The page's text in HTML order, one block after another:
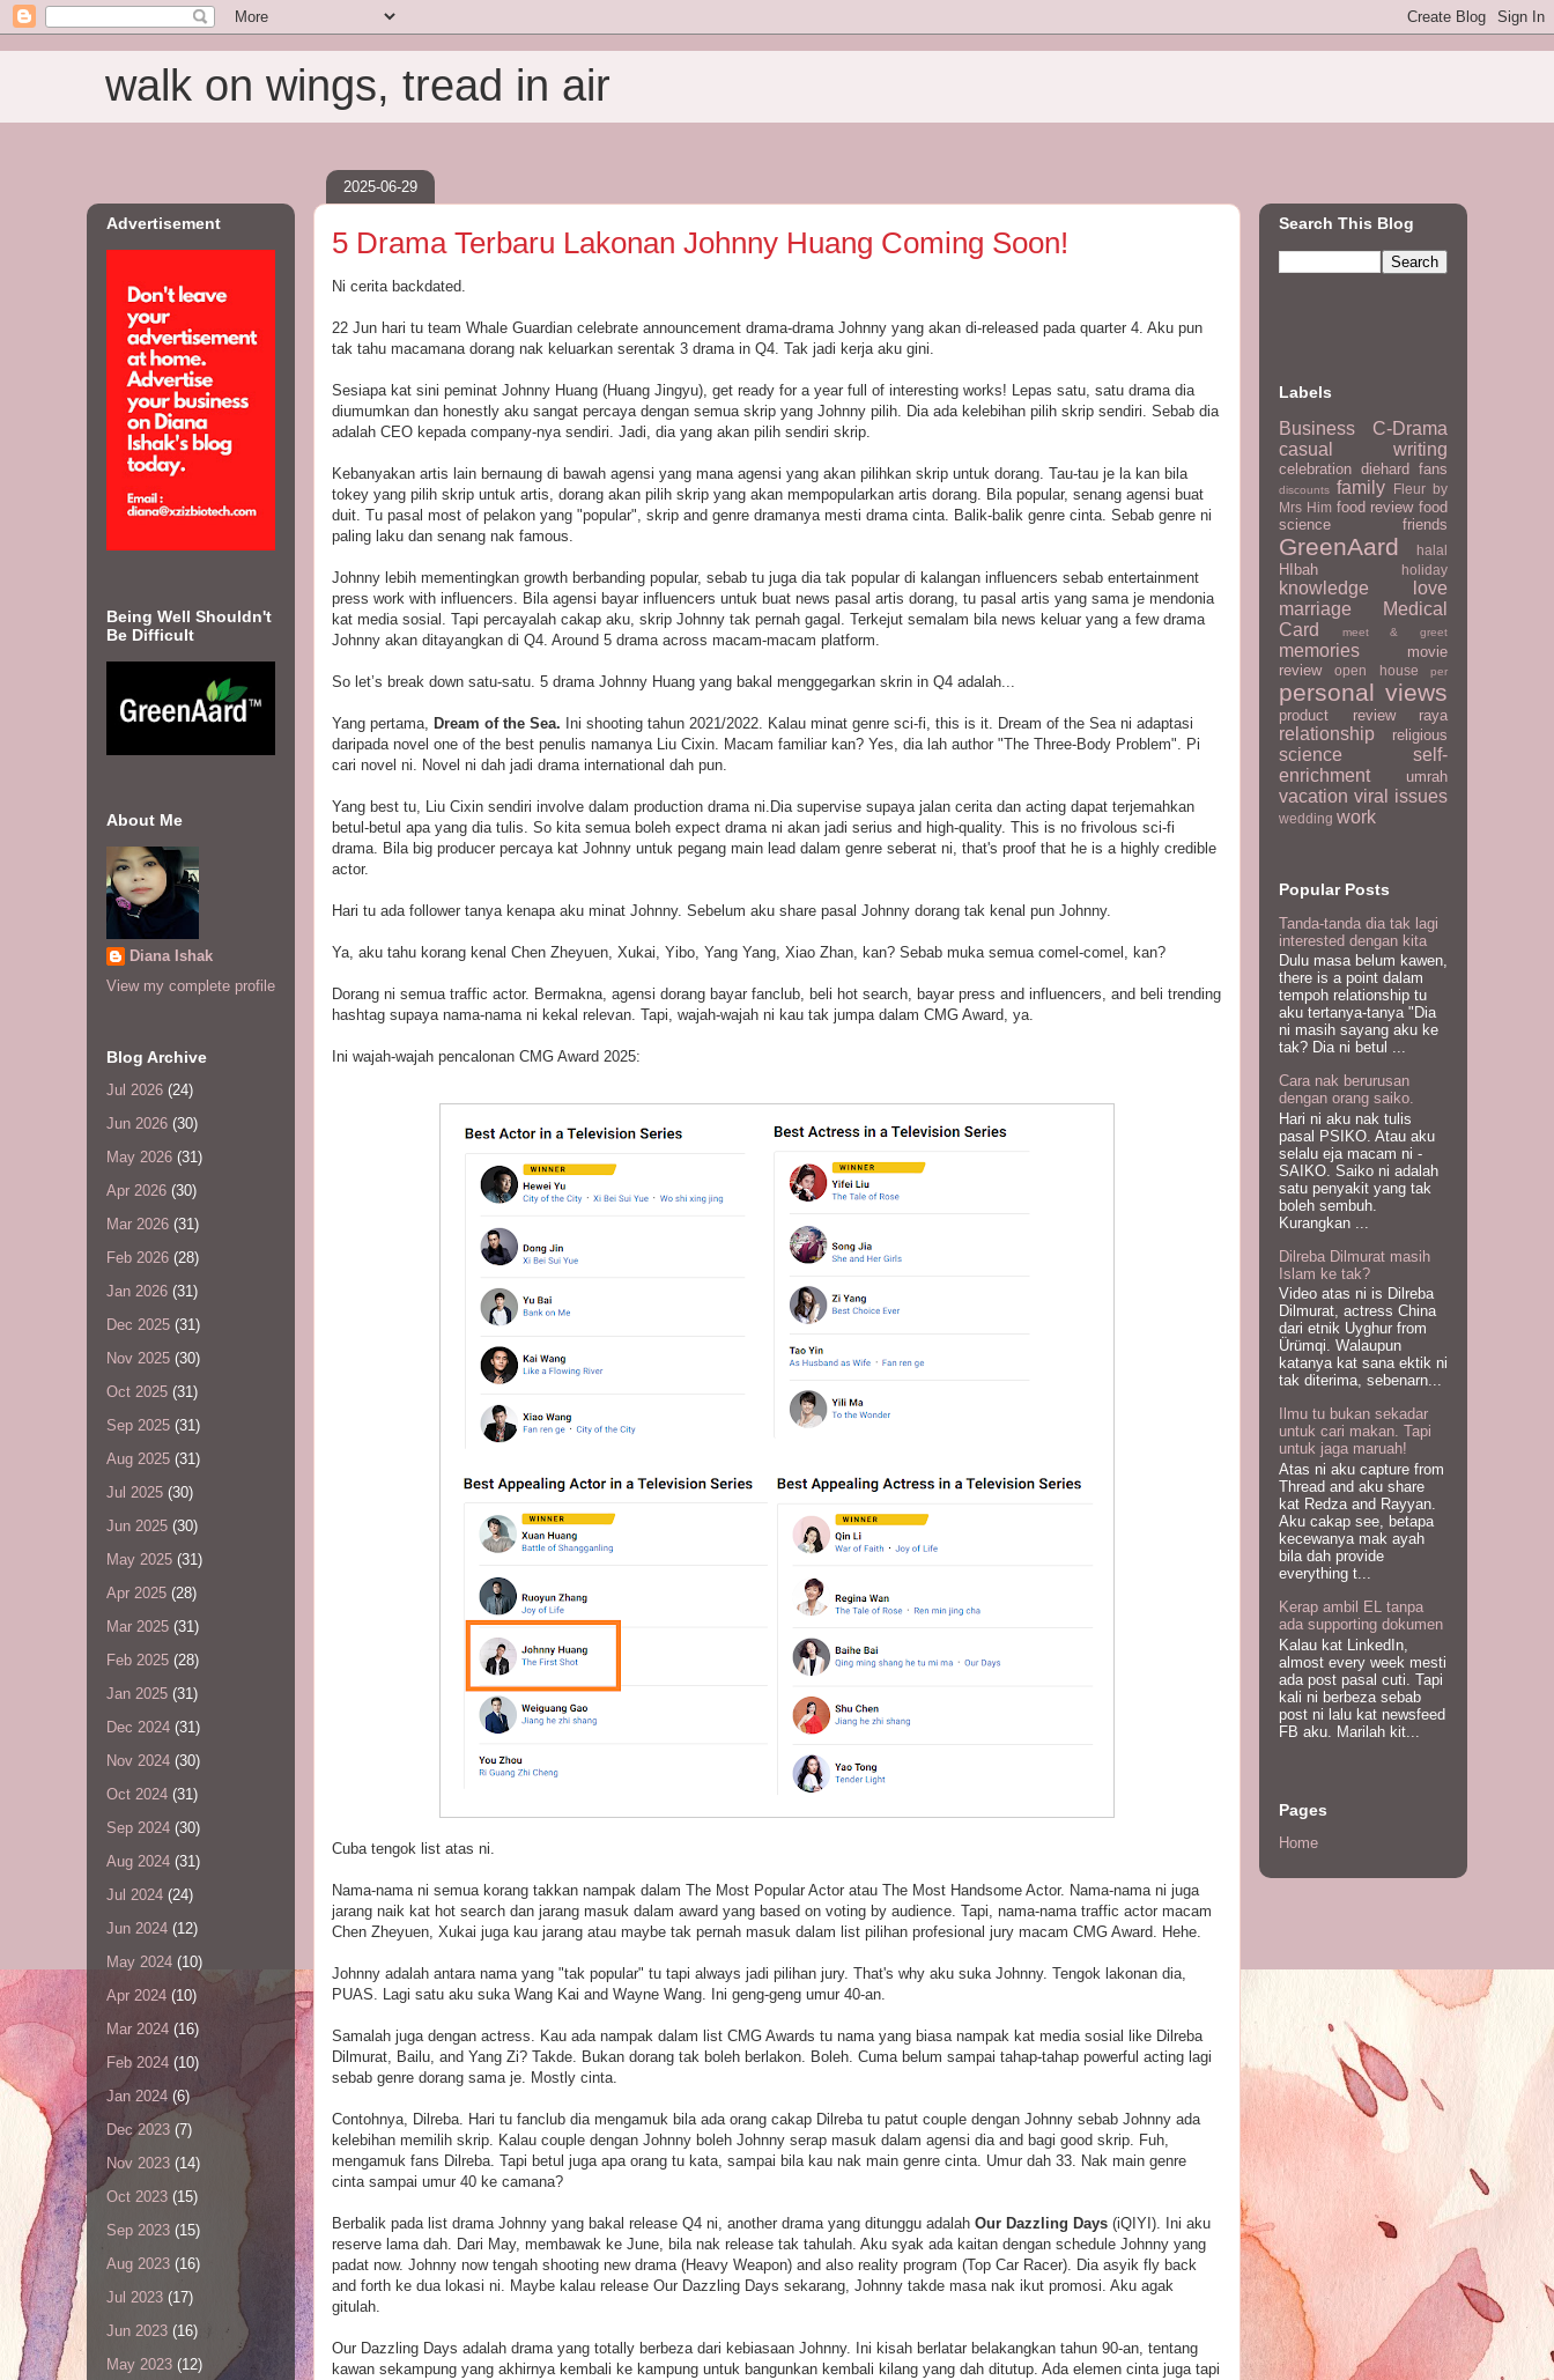
walk on wings, tread in air
2025-06-29
5 Drama Terbaru Lakonan Johnny Huang Coming Soon!
Ni cerita backdated.
22 Jun hari tu team Whale Guardian celebrate announcement drama-drama Johnny yang akan di-released pada quarter 4. Aku pun
tak tahu macamana dorang nak keluarkan serentak 3 drama in Q4. Tak jadi kerja aku gini.
Sesiapa kat sini peminat Johnny Huang (Huang Jingyu), get ready for a year full of interesting works! Lepas satu, satu drama dia
diumumkan dan honestly aku sangat percaya dengan semua skrip yang Johnny pilih. Dia ada kelebihan pilih skrip sendiri. Sebab dia
adalah CEO kepada company-nya sendiri. Jadi, dia yang akan pilih sendiri skrip.
Kebanyakan artis lain bernaung di bawah agensi yang mana agensi yang akan pilihkan skrip untuk dorang. Tau-tau je la kan bila
tokey yang pilih skrip untuk artis, dorang akan pilih skrip yang akan mempopularkan artis dorang. Bila popular, senang agensi buat
duit. Tu pasal most of pelakon yang "popular", skrip and genre dramanya mesti drama cinta. Balik-balik genre cinta. Sebab genre ni
paling laku dan senang nak famous.
Johnny lebih mementingkan growth berbanding popular, sebab tu juga dia tak popular di kalangan influencers sebab entertainment
press work with influencers. Bila agensi bayar influencers untuk buat news pasal artis dorang, tu pasal artis yang sama je mendonia
kat media sosial. Tapi percayalah cakap aku, skrip Johnny tak pernah gagal. Terkejut semalam bila news keluar yang a few drama
Johnny akan ditayangkan di Q4. Around 5 drama across macam-macam platform.
So let’s break down satu-satu. 5 drama Johnny Huang yang bakal menggegarkan skrin in Q4 adalah...
Yang pertama, Dream of the Sea. Ini shooting tahun 2021/2022. Kalau minat genre sci-fi, this is it. Dream of the Sea ni adaptasi
daripada novel one of the best penulis namanya Liu Cixin. Macam familiar kan? Yes, dia lah author "The Three-Body Problem". Pi
cari novel ni. Novel ni dah jadi drama international dah pun.
Yang best tu, Liu Cixin sendiri involve dalam production drama ni.Dia supervise supaya jalan cerita dan acting dapat terjemahkan
betul-betul apa yang dia tulis. So kita semua boleh expect drama ni akan jadi serius and high-quality. This is no frivolous sci-fi
drama. Bila big producer percaya kat Johnny untuk pegang main lead dalam genre seberat ni, that's proof that he is a highly credible
actor.
Hari tu ada follower tanya kenapa aku minat Johnny. Sebelum aku share pasal Johnny dorang tak kenal pun Johnny.
Ya, aku tahu korang kenal Chen Zheyuen, Xukai, Yibo, Yang Yang, Xiao Zhan, kan? Sebab muka semua comel-comel, kan?
Dorang ni semua traffic actor. Bermakna, agensi dorang bayar fanclub, beli hot search, bayar press and influencers, and beli trending
hashtag supaya nama-nama ni kekal relevan. Tapi, wajah-wajah ni kau tak jumpa dalam CMG Award, ya.
Ini wajah-wajah pencalonan CMG Award 2025:
Cuba tengok list atas ni.
Nama-nama ni semua korang takkan nampak dalam The Most Popular Actor atau The Most Handsome Actor. Nama-nama ni juga
jarang naik kat hot search dan jarang masuk dalam award yang based on voting by audience. Tapi, nama-nama traffic actor macam
Chen Zheyuen, Xukai juga kau jarang atau maybe tak pernah masuk dalam list pilihan profesional jury macam CMG Award. Hehe.
Johnny adalah antara nama yang "tak popular" tu tapi always jadi pilihan jury. That's why aku suka Johnny. Tengok lakonan dia,
PUAS. Lagi satu aku suka Wang Kai and Wayne Wang. Ini geng-geng umur 40-an.
Samalah juga dengan actress. Kau ada nampak dalam list CMG Awards tu nama yang biasa nampak kat media sosial like Dilreba
Dilmurat, Bailu, and Yang Zi? Takde. Bukan dorang tak boleh berlakon. Boleh. Cuma belum sampai tahap-tahap powerful acting lagi
sebab genre dorang sama je. Mostly cinta.
Contohnya, Dilreba. Hari tu fanclub dia mengamuk bila ada orang cakap Dilreba tu patut couple dengan Johnny sebab Johnny ada
kelebihan memilih skrip. Kalau couple dengan Johnny boleh Johnny serap masuk dalam agensi dia and bagi good skrip. Fuh,
mengamuk fans Dilreba. Tapi betul juga apa orang tu kata, sampai bila kau nak main genre cinta. Umur dah 33. Nak main genre
cinta sampai umur 40 ke camana?
Berbalik pada list drama Johnny yang bakal release Q4 ni, another drama yang ditunggu adalah Our Dazzling Days (iQIYI). Ini aku
reserve lama dah. Dari May, membawak ke June, bila nak release tak tahulah. Aku syak ada kaitan dengan schedule Johnny yang
padat now. Johnny now tengah shooting new drama (Heavy Weapon) and also reality program (Top Car Racer). Dia asyik fly back
and forth ke dua lokasi ni. Maybe kalau release Our Dazzling Days sekarang, Johnny takde masa nak ikut promosi. Aku agak
gitulah.
Our Dazzling Days adalah drama yang totally berbeza dari kebiasaan Johnny. Ini kisah berlatar belakangkan tahun 90-an, tentang
kawan sekampung yang akhirnya kembali ke kampung untuk bangunkan kembali kilang yang dah ditutup. Ada elemen cinta juga tapi
Advertisement
Being Well Shouldn't
Be Difficult
About Me
Diana Ishak
View my complete profile
Blog Archive
Jul 2026 (24)
Jun 2026 (30)
May 2026 (31)
Apr 2026 (30)
Mar 2026 (31)
Feb 2026 (28)
Jan 2026 (31)
Dec 2025 (31)
Nov 2025 (30)
Oct 2025 (31)
Sep 2025 (31)
Aug 2025 (31)
Jul 2025 (30)
Jun 2025 (30)
May 2025 (31)
Apr 2025 (28)
Mar 2025 (31)
Feb 2025 (28)
Jan 2025 (31)
Dec 2024 (31)
Nov 2024 (30)
Oct 2024 (31)
Sep 2024 (30)
Aug 2024 (31)
Jul 2024 (24)
Jun 2024 (12)
May 2024 (10)
Apr 2024 (10)
Mar 2024 (16)
Feb 2024 (10)
Jan 2024 (6)
Dec 2023 (7)
Nov 2023 (14)
Oct 2023 (15)
Sep 2023 (15)
Aug 2023 (16)
Jul 2023 (17)
Jun 2023 (16)
May 2023 (12)
Search This Blog
Labels
Business
C-Drama
casual writing
celebration diehard fans
discounts family
Fleur by
Mrs Him food review food
science
friends
GreenAard halal
HIbah holiday
knowledge
love
marriage
Medical
Card
meet & greet
memories
movie
review
open house per
personal views
product review raya
relationship religious
science
self-
enrichment
umrah
vacation viral issues
wedding work
Popular Posts
Tanda-tanda dia tak lagi
interested dengan kita
Dulu masa belum kawen,
there is a point dalam
tempoh relationship tu
aku tertanya-tanya "Dia
ni masih sayang aku ke
tak? Dia ni betul ...
Cara nak berurusan
dengan orang saiko.
Hari ni aku nak tulis
pasal PSIKO. Atau aku
selalu eja macam ni -
SAIKO. Saiko ni adalah
satu penyakit yang tak
boleh sembuh.
Kurangkan ...
Dilreba Dilmurat masih
Islam ke tak?
Video atas ni is Dilreba
Dilmurat, actress China
dari etnik Uyghur from
Ürümqi. Walaupun
katanya kat sana ektik ni
tak diterima, sebenarn...
Ilmu tu bukan sekadar
untuk cari makan. Tapi
untuk jaga maruah!
Atas ni aku capture from
Thread and aku share
kat Redza and Rayyan.
Aku cakap see, betapa
kecewanya mak ayah
bila dah provide
everything t...
Kerap ambil EL tanpa
ada supporting dokumen
Kalau kat LinkedIn,
almost every week mesti
ada post pasal cuti. Tapi
kali ni berbeza sebab
post ni lalu kat newsfeed
FB aku. Marilah kit...
Pages
Home